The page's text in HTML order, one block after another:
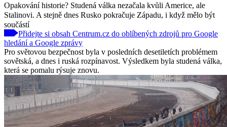
Opakování historie? Studená válka nezačala kvůli Americe, ale
Stalinovi. A stejně dnes Rusko pokračuje Západu, i když mělo být
součástí
Přidejte si obsah Centrum.cz do oblíbených zdrojů pro Google
hledání a Google zprávy
Pro světovou bezpečnost byla v posledních desetiletích problémem
sovětská, a dnes i ruská rozpínavost. Výsledkem byla studená válka,
která se pomalu rýsuje znovu.